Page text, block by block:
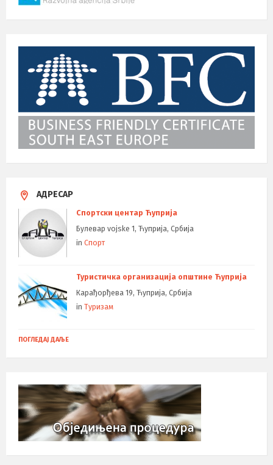
АДРЕСАР
Спортски центар Ћуприја
Булевар vojske 1, Ћуприја, Србија
in Спорт
Туристичка организација општине Ћуприја
Карађорђева 19, Ћуприја, Србија
in Туризам
ПОГЛЕДАЈ ДАЉЕ